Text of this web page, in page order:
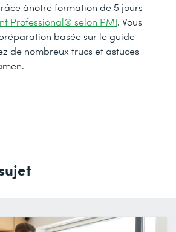
ànotre formation de 5 jours
Professional® selon PMI. Vous
basée sur le guide
de nombreux trucs et astuces